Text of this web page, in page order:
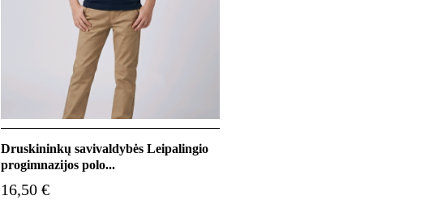
Druskininkų savivaldybės Leipalingio
progimnazijos polo...
16,50 €